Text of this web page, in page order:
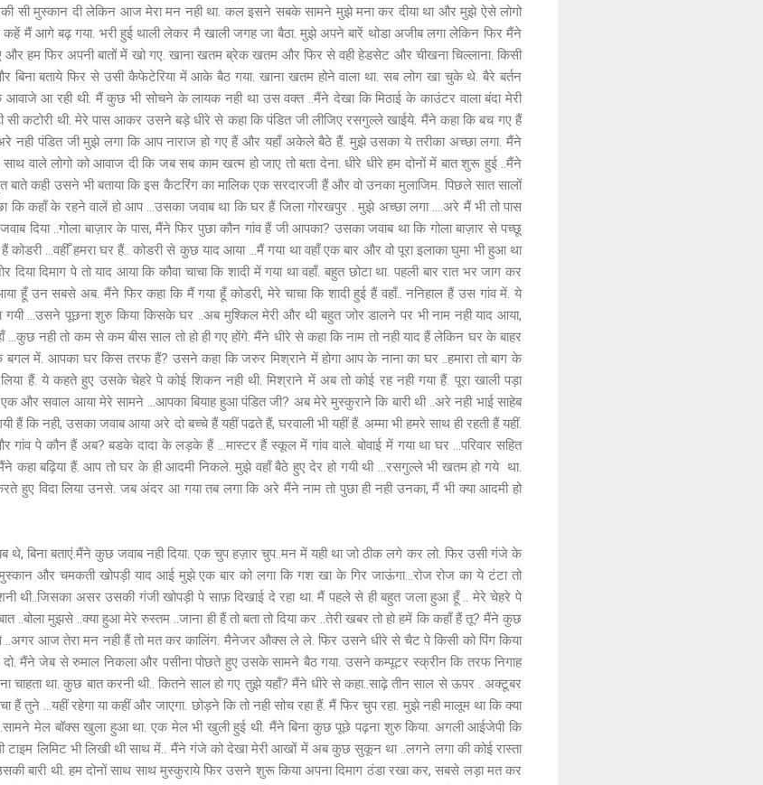
सी मुस्कान दी लेकिन आज मेरा मन नही था. कल इसने सबके सामने मुझे मना कर दीया था और मुझे ऐसे लोगो
कहें मैं आगे बढ़ गया. भरी हुई थाली लेकर मै खाली जगह जा बैठा. मुझे अपने बारें थोडा अजीब लगा लेकिन फिर मैंने
और हम फिर अपनी बातों में खो गए. खाना खतम ब्रेक खतम और फिर से वही हेडसेट और चीखना चिल्लाना. किसी
बिना बताये फिर से उसी कैफेटेरिया में आके बैठ गया. खाना खतम होने वाला था. सब लोग खा चुके थे. बैरे बर्तन
आ रही थी. मैं कुछ भी सोचने के लायक नही था उस वक्त ..मैंने देखा कि मिठाई के काउंटर वाला बंदा मेरी
कटोरी थी. मेरे पास आकर उसने बड़े धीरे से कहा कि पंडित जी लीजिए रसगुल्ले खाईये. मैंने कहा कि बच गए हैं
अरे नही पंडित जी मुझे लगा कि आप नाराज हो गए हैं और यहाँ अकेले बैठे हैं. मुझे उसका ये तरीका अच्छा लगा. मैंने
वाले लोगो को आवाज दी कि जब सब काम खत्म हो जाए तो बता देना. धीरे धीरे हम दोनों में बात शुरू हुई ..मैंने
बाते कही उसने भी बताया कि इस कैटरिंग का मालिक एक सरदारजी हैं और वो उनका मुलाजिम. पिछले सात सालों
कहाँ के रहने वालें हो आप ...उसका जवाब था कि घर हैं जिला गोरखपुर . मुझे अच्छा लगा ....अरे मैं भी तो पास
दिया ..गोला बाज़ार के पास, मैंने फिर पुछा कौन गांव हैं जी आपका? उसका जवाब था कि गोला बाज़ार से पच्छू
...वहीँ हमरा घर हैं.. कोडरी से कुछ याद आया ...मैं गया था वहाँ एक बार और वो पूरा इलाका घुमा भी हुआ था
दिमाग पे तो याद आया कि कौवा चाचा कि शादी में गया था वहाँ. बहुत छोटा था. पहली बार रात भर जाग कर
हूँ उन सबसे अब. मैंने फिर कहा कि मैं गया हूँ कोडरी, मेरे चाचा कि शादी हुई हैं वहाँ.. ननिहाल हैं उस गांव में. ये
...उसने पूछना शुरु किया किसके घर ..अब मुश्किल मेरी और थी बहुत जोर डालने पर भी नाम नही याद आया,
वहाँ ...कुछ नही तो कम से कम बीस साल तो हो ही गए होंगे. मैंने धीरे से कहा कि नाम तो नही याद हैं लेकिन घर के बाहर
बगल में. आपका घर किस तरफ हैं? उसने कहा कि जरुर मिश्राने में होगा आप के नाना का घर ..हमारा तो बाग के
हैं. ये कहते हुए उसके चेहरे पे कोई शिकन नही थी. मिश्राने में अब तो कोई रह नही गया हैं. पूरा खाली पड़ा
और सवाल आया मेरे सामने ...आपका बियाह हुआ पंडित जी? अब मेरे मुस्कुराने कि बारी थी ..अरे नही भाई साहेब
हैं कि नही, उसका जवाब आया अरे दो बच्चे हैं यहीं पढते हैं, घरवाली भी यहीं हैं. अम्मा भी हमरे साथ ही रहती हैं यहीं.
गांव पे कौन हैं अब? बडके दादा के लड़के हैं ...मास्टर हैं स्कूल में गांव वाले. बोवाई में गया था घर ...परिवार सहित
मैंने कहा बढ़िया हैं. आप तो घर के ही आदमी निकले. मुझे वहाँ बैठे हुए देर हो गयी थी ...रसगुल्ले भी खतम हो गये था.
हुए विदा लिया उनसे. जब अंदर आ गया तब लगा कि अरे मैंने नाम तो पुछा ही नही उनका, मैं भी क्या आदमी हो
बिना बताएं.मैंने कुछ जवाब नही दिया. एक चुप हज़ार चुप..मन में यही था जो ठीक लगे कर लो. फिर उसी गंजे के
मुस्कान और चमकती खोपड़ी याद आई मुझे एक बार को लगा कि गश खा के गिर जाऊंगा...रोज रोज का ये टंटा तो
थी..जिसका असर उसकी गंजी खोपड़ी पे साफ़ दिखाई दे रहा था. मैं पहले से ही बहुत जला हुआ हूँ .. मेरे चेहरे पे
..बोला मुझसे ..क्या हुआ मेरे रुस्तम ..जाना ही हैं तो बता तो दिया कर ..तेरी खबर तो हो हमें कि कहाँ हैं तू? मैंने कुछ
..अगर आज तेरा मन नही हैं तो मत कर कालिंग. मैनेजर औक्स ले ले. फिर उसने धीरे से चैट पे किसी को पिंग किया
मैंने जेब से रुमाल निकला और पसीना पोछते हुए उसके सामने बैठ गया. उसने कम्पूटर स्क्रीन कि तरफ निगाह
था. कुछ बात करनी थी.. कितने साल हो गए तुझे यहाँ? मैंने धीरे से कहा..साढ़े तीन साल से ऊपर . अक्टूबर
हैं तुने ...यहीं रहेगा या कहीं और जाएगा. छोड़ने कि तो नही सोच रहा हैं. मैं फिर चुप रहा. मुझे नही मालूम था कि क्या
मेल बॉक्स खुला हुआ था. एक मेल भी खुली हुई थी. मैंने बिना कुछ पूछे पढ़ना शुरु किया. अगली आईजेपी कि
टाइम लिमिट भी लिखी थी साथ में.. मैंने गंजे को देखा मेरी आखों में अब कुछ सुकून था ..लगने लगा की कोई रास्ता
बारी थी. हम दोनों साथ साथ मुस्कुराये फिर उसने शुरू किया अपना दिमाग ठंडा रखा कर, सबसे लड़ा मत कर